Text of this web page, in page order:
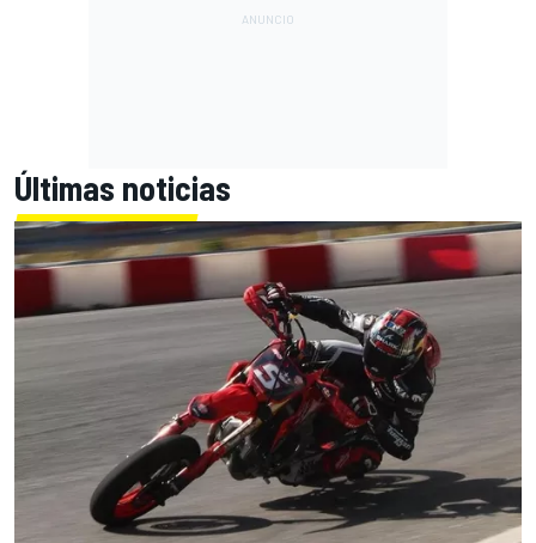
Últimas noticias